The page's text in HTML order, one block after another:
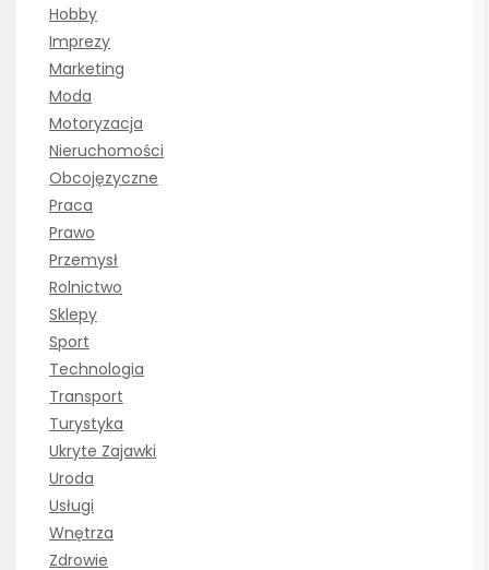
Hobby
Imprezy
Marketing
Moda
Motoryzacja
Nieruchomości
Obcojęzyczne
Praca
Prawo
Przemysł
Rolnictwo
Sklepy
Sport
Technologia
Transport
Turystyka
Ukryte Zajawki
Uroda
Usługi
Wnętrza
Zdrowie